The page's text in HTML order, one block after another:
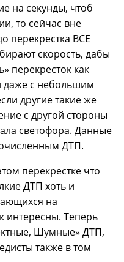
на секунды, чтоб
то сейчас вне
перекрестка ВСЕ
скорость, дабы
перекресток как
даже с небольшим
другие такие же
с другой стороны
светофора. Данные
ДТП.
перекрестке что
ДТП хоть и
на
интересны. Теперь
Шумные» ДТП,
также в том